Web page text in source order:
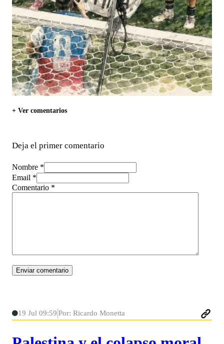
+ Ver comentarios
Deja el primer comentario
Nombre *
Email *
Comentario *
19 Jul 09:59 Por: Ricardo Monetta